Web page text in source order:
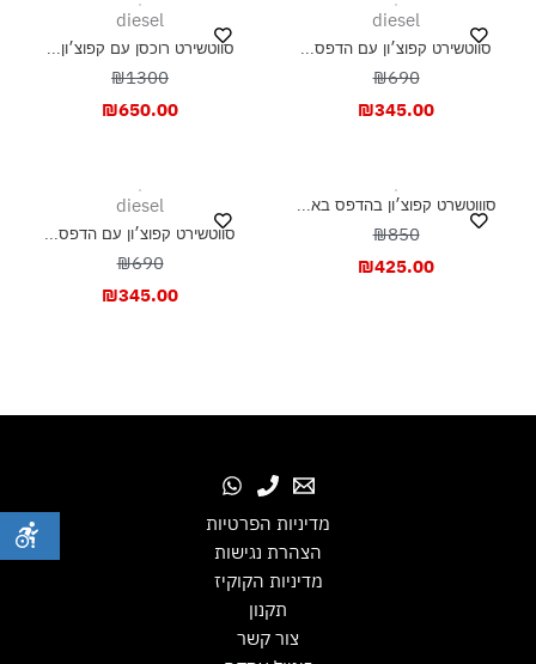
diesel
סווטשירט קפוצ׳ון עם הדפס...
₪690
₪345.00
diesel
סווטשירט רוכסן עם קפוצ׳ון...
₪1300
₪650.00
סוווטשרט קפוצ׳ון בהדפס בא...
₪850
₪425.00
diesel
סווטשירט קפוצ׳ון עם הדפס...
₪690
₪345.00
מדיניות הפרטיות
הצהרת נגישות
מדיניות הקוקיז
תקנון
צור קשר